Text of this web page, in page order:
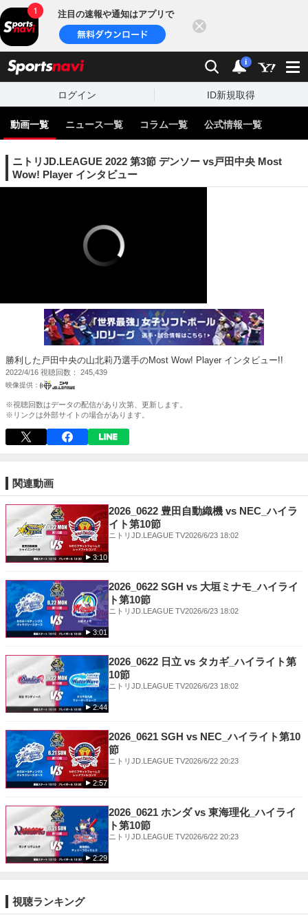
注目の速報や通知はアプリで
検索 通知
i
ログイン ID新規取得
動画一覧 ニュース一覧 コラム一覧 公式情報一覧
ニトリJD.LEAGUE 2022 第3節 デンソー vs戸田中央 Most
Wow! Player インタビュー
勝利した戸田中央の山北莉乃選手のMost Wow! Player インタビュー!!
2022/4/16 視聴回数 245,439
※視聴回数はデータの配信があり次第、更新します。
※リンクは外部サイトの場合があります。
関連動画
3:10
2026_0622 豊田自動織機 vs NEC_ハイラ
イト第10節
ニトリJD.LEAGUE TV2026/6/23 18:02
3:01
2026_0622 SGH vs 大垣ミナモ_ハイライ
ト第10節
ニトリJD.LEAGUE TV2026/6/23 18:02
2:44
2026_0622 日立 vs タカギ_ハイライト第
10節
ニトリJD.LEAGUE TV2026/6/23 18:02
2:57
2026_0621 SGH vs NEC_ハイライト第10
節
ニトリJD.LEAGUE TV2026/6/22 20:23
2:29
2026_0621 ホンダ vs 東海理化_ハイライ
ト第10節
ニトリJD.LEAGUE TV2026/6/22 20:23
視聴ランキング